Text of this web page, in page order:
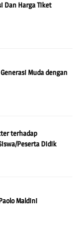
Dan Harga Tiket
Muda dengan
terhadap
Peserta Didik
Maldini